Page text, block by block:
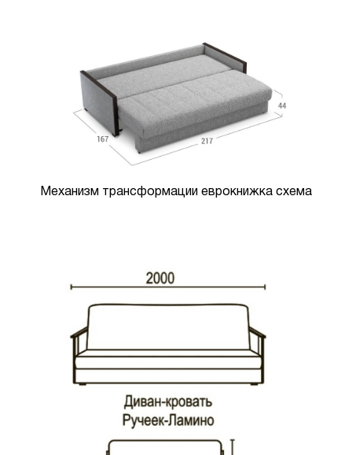
Механизм трансформации еврокнижка схема